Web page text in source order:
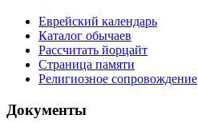
Еврейский календарь
Каталог обычаев
Рассчитать йорцайт
Страница памяти
Религиозное сопровождение
Документы